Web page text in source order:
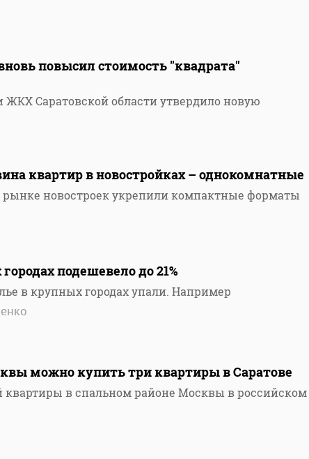
повысил стоимость "квадрата"
ЖКХ Саратовской области утвердило новую
квартир в новостройках – однокомнатные
рынке новостроек укрепили компактные форматы
подешевело до 21%
в крупных городах упали. Например
можно купить три квартиры в Саратове
в спальном районе Москвы в российском